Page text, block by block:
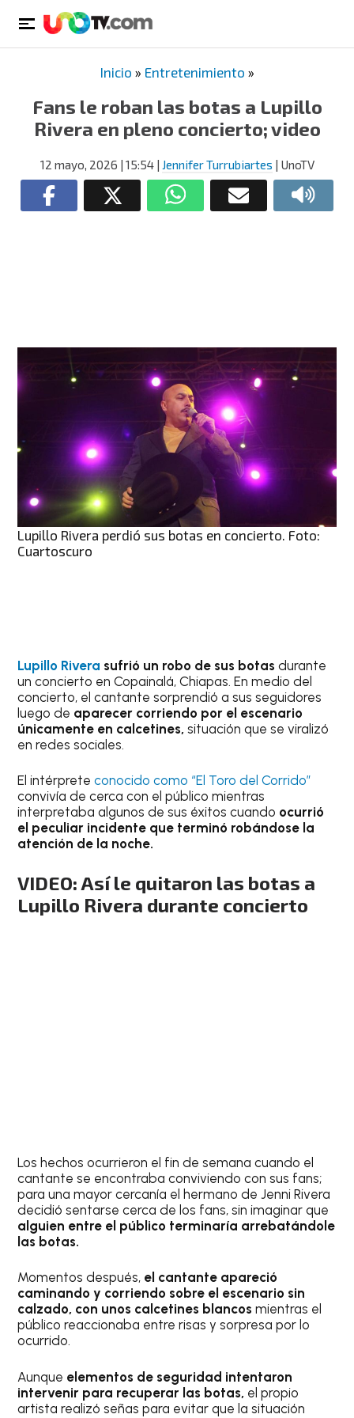
Inicio » Entretenimiento »
Fans le roban las botas a Lupillo
Rivera en pleno concierto; video
12 mayo, 2026 | 15:54| Jennifer Turrubiartes | UnoTV
Lupillo Rivera perdió sus botas en concierto. Foto:
Cuartoscuro
Lupillo Rivera sufrió un robo de sus botasdurante
un concierto en Copainalá, Chiapas. En medio del
concierto, el cantante sorprendió a sus seguidores
luego de aparecer corriendo por el escenario
únicamente en calcetines,situación que se viralizó
en redes sociales.
El intérpreteconocido como “El Toro del Corrido”
convivía de cerca con el público mientras
interpretaba algunos de sus éxitos cuando ocurrió
el peculiar incidente que terminó robándose la
atención de la noche.
VIDEO: Así le quitaron las botas a
Lupillo Rivera durante concierto
Los hechos ocurrieron el fin de semana cuando el
cantante se encontraba conviviendo con sus fans;
para una mayor cercanía el hermano de Jenni Rivera
decidió sentarse cerca de los fans, sin imaginar que
alguien entre el público terminaría arrebatándole
las botas.
Momentos después, el cantante apareció
caminando y corriendo sobre el escenario sin
calzado, con unos calcetines blancosmientras el
público reaccionaba entre risas y sorpresa por lo
ocurrido.
Aunque elementos de seguridad intentaron
intervenir para recuperar las botas, el propio
artista realizó señas para evitar que la situación